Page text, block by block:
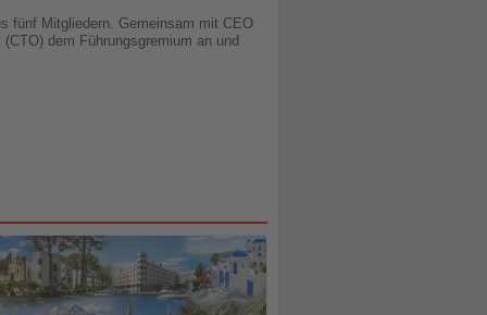
fünf Mitgliedern. Gemeinsam mit CEO
dem Führungsgremium an und